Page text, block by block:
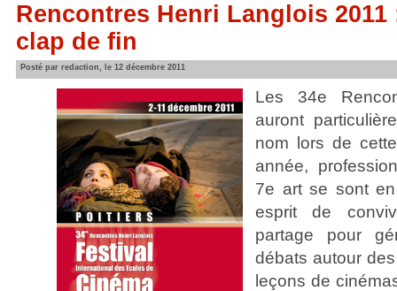
Rencontres Henri Langlois 2011
clap de fin
Posté par redaction, le 12 décembre 2011
Les 34e
auront
nom lors de
année,
7e art se sont
esprit de
partage pour
débats autour
leçons de